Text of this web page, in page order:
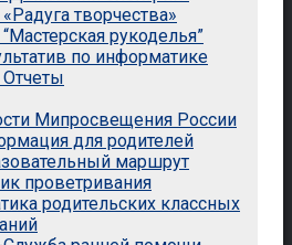
творчества»
рукоделья”
по информатике
Мипросвещения России
для родителей
маршрут
проветривания
родительских классных